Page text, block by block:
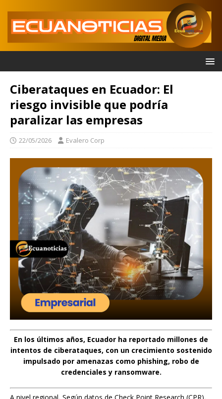
Ciberataques en Ecuador: El
riesgo invisible que podría
paralizar las empresas
22/05/2026 Evalero Corp
En los últimos años, Ecuador ha reportado millones de
intentos de ciberataques, con un crecimiento sostenido
impulsado por amenazas como phishing, robo de
credenciales y ransomware.